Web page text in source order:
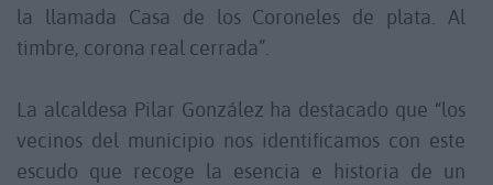
la llamada Casa de los Coroneles de plata. Al
timbre, corona real cerrada”.
La alcaldesa Pilar González ha destacado que “los
vecinos del municipio nos identificamos con este
escudo que recoge la esencia e historia de un